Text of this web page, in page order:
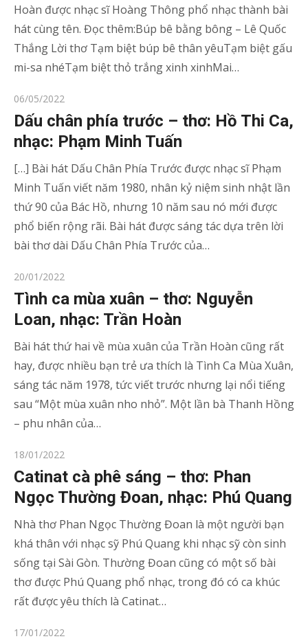
Hoàn được nhạc sĩ Hoàng Thông phổ nhạc thành bài
hát cùng tên. Đọc thêm:Búp bê bằng bông – Lê Quốc
Thắng Lời thơ Tạm biệt búp bê thân yêuTạm biệt gấu
mi-sa nhéTạm biệt thỏ trắng xinh xinhMai…
Posted
on
06/05/2022
Dấu chân phía trước – thơ: Hồ Thi Ca,
nhạc: Phạm Minh Tuấn
[…] Bài hát Dấu Chân Phía Trước được nhạc sĩ Phạm
Minh Tuấn viết năm 1980, nhân kỷ niệm sinh nhật lần
thứ 90 của Bác Hồ, nhưng 10 năm sau nó mới được
phổ biến rộng rãi. Bài hát được sáng tác dựa trên lời
bài thơ dài Dấu Chân Phía Trước của…
Posted
on
20/01/2022
Tình ca mùa xuân – thơ: Nguyễn
Loan, nhạc: Trần Hoàn
Bài hát thứ hai về mùa xuân của Trần Hoàn cũng rất
hay, được nhiều bạn trẻ ưa thích là Tình Ca Mùa Xuân,
sáng tác năm 1978, tức viết trước nhưng lại nổi tiếng
sau “Một mùa xuân nho nhỏ”. Một lần bà Thanh Hồng
– phu nhân của…
Posted
on
18/01/2022
Catinat cà phê sáng – thơ: Phan
Ngọc Thường Đoan, nhạc: Phú Quang
Nhà thơ Phan Ngọc Thường Đoan là một người bạn
khá thân với nhạc sỹ Phú Quang khi nhạc sỹ còn sinh
sống tại Sài Gòn. Thường Đoan cũng có một số bài
thơ được Phú Quang phổ nhạc, trong đó có ca khúc
rất được yêu thích là Catinat…
Posted
17/01/2022